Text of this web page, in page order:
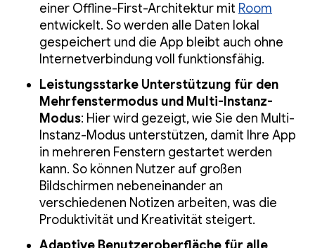
einer Offline-First-Architektur mit Room
entwickelt. So werden alle Daten lokal
gespeichert und die App bleibt auch ohne
Internetverbindung voll funktionsfähig.
Leistungsstarke Unterstützung für den
Mehrfenstermodus und Multi-Instanz-
Modus: Hier wird gezeigt, wie Sie den Multi-
Instanz-Modus unterstützen, damit Ihre App
in mehreren Fenstern gestartet werden
kann. So können Nutzer auf großen
Bildschirmen nebeneinander an
verschiedenen Notizen arbeiten, was die
Produktivität und Kreativität steigert.